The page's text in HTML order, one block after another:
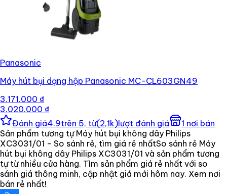
Panasonic
Máy hút bụi dạng hộp Panasonic MC-CL603GN49
3.171.000 ₫
3.020.000 ₫
Đánh giá4.9trên 5, từ(2,1k)lượt đánh giá 1 nơi bán
Sản phẩm tương tự Máy hút bụi không dây Philips
XC3031/01 - So sánh rẻ, tìm giá rẻ nhấtSo sánh rẻ Máy
hút bụi không dây Philips XC3031/01 và sản phẩm tương
tự từ nhiều cửa hàng. Tìm sản phẩm giá rẻ nhất với so
sánh giá thông minh, cập nhật giá mới hôm nay. Xem nơi
bán rẻ nhất!